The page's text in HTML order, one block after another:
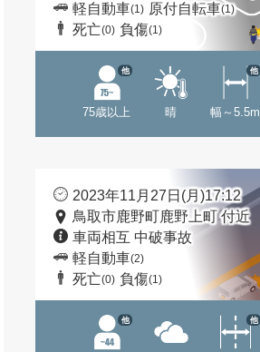
軽自動車(1) 原付自転車(1)
死亡(0) 負傷(1)
75歳以上
他
晴 幅～5.5m
他
2023年11月27日(月)17:12
鳥取市鹿野町鹿野上町 付近
車両相互 中破事故
軽自動車(2)
死亡(0) 負傷(1)
他 他